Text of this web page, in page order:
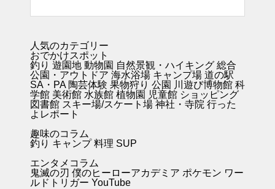
人気のカテゴリー
おでかけスポット
釣り 遊園地 動物園 自然景観・ハイキング 総合
公園・アウトドア 海水浴場 キャンプ場 道の駅
SA・PA 陶芸体験 果物狩り 公園 川遊び博物館 科
学館 美術館 水族館 植物園 児童館 ショッピング
図書館 スキー場/スケート場 神社・寺院 行った
よレポート
趣味のコラム
釣り キャンプ料理 SUP
エンタメコラム
鬼滅の刃 僕のヒーローアカデミア ポケモン ワー
ルドトリガー YouTube